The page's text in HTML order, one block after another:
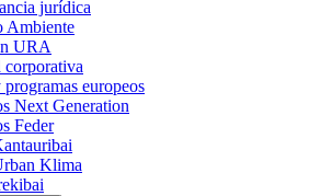
jurídica
Ambiente
URA
corporativa
europeos
Next Generation
Feder
Klima